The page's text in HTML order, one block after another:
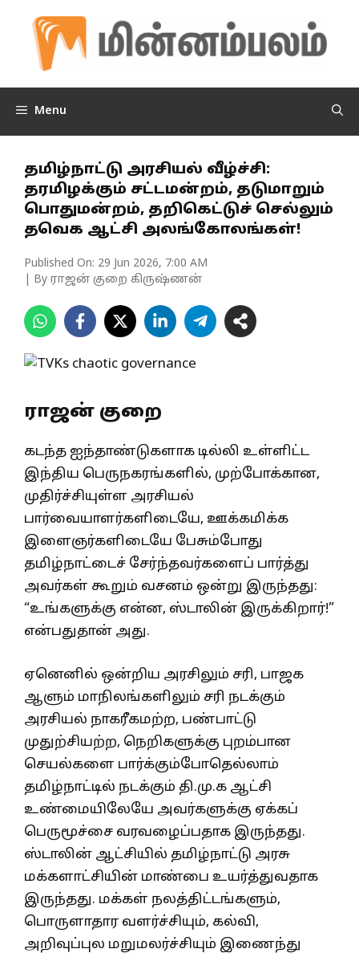
content
Menu
தமிழ்நாட்டு அரசியல் வீழ்ச்சி:
தரமிழக்கும் சட்டமன்றம், தடுமாறும்
பொதுமன்றம், தறிகெட்டுச் செல்லும்
தவெக ஆட்சி அலங்கோலங்கள்!
Published On: 29 Jun 2026, 7:00 AM
| By ராஜன் குறை கிருஷ்ணன்
ராஜன் குறை
கடந்த ஐந்தாண்டுகளாக டில்லி உள்ளிட்ட
இந்திய பெருநகரங்களில், முற்போக்கான,
முதிர்ச்சியுள்ள அரசியல்
பார்வையாளர்களிடையே, ஊக்கமிக்க
இளைஞர்களிடையே பேசும்போது
தமிழ்நாட்டைச் சேர்ந்தவர்களைப் பார்த்து
அவர்கள் கூறும் வசனம் ஒன்று இருந்தது:
“உங்களுக்கு என்ன, ஸ்டாலின் இருக்கிறார்!”
என்பதுதான் அது.
ஏனெனில் ஒன்றிய அரசிலும் சரி, பாஜக
ஆளும் மாநிலங்களிலும் சரி நடக்கும்
அரசியல் நாகரீகமற்ற, பண்பாட்டு
முதுற்சியற்ற, நெறிகளுக்கு புறம்பான
செயல்களை பார்க்கும்போதெல்லாம்
தமிழ்நாட்டில் நடக்கும் தி.மு.க ஆட்சி
உண்மையிலேயே அவர்களுக்கு ஏக்கப்
பெருமூச்சை வரவழைப்பதாக இருந்தது.
ஸ்டாலின் ஆட்சியில் தமிழ்நாட்டு அரசு
மக்களாட்சியின் மாண்பை உயர்த்துவதாக
இருந்தது. மக்கள் நலத்திட்டங்களும்,
பொருளாதார வளர்ச்சியும், கல்வி,
அறிவுப்புல மறுமலர்ச்சியும் இணைந்து